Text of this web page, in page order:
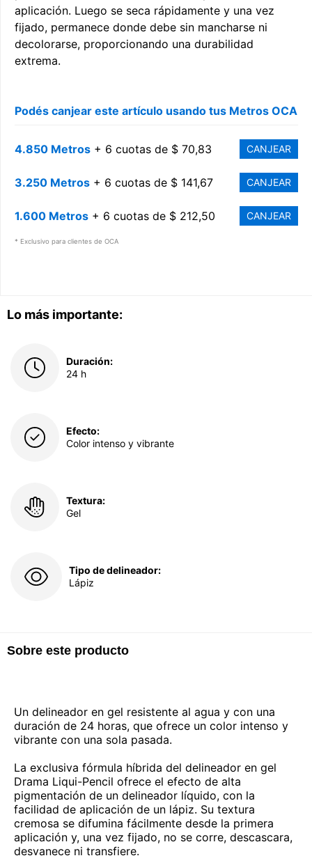
Lo más importante:
Duración:
24 h
Efecto:
Color intenso y vibrante
Textura:
Gel
Tipo de delineador:
Lápiz
Sobre este producto
Un delineador en gel resistente al agua y con una
duración de 24 horas, que ofrece un color intenso y
vibrante con una sola pasada.
La exclusiva fórmula híbrida del delineador en gel
Drama Liqui-Pencil ofrece el efecto de alta
pigmentación de un delineador líquido, con la
facilidad de aplicación de un lápiz. Su textura
cremosa se difumina fácilmente desde la primera
aplicación y, una vez fijado, no se corre, descascara,
desvanece ni transfiere.
aplicación. Luego se seca rápidamente y una vez
fijado, permanece donde debe sin mancharse ni
decolorarse, proporcionando una durabilidad
extrema.
Podés canjear este artículo usando tus Metros OCA
4.850 Metros + 6 cuotas de $ 70,83 CANJEAR
3.250 Metros + 6 cuotas de $ 141,67 CANJEAR
1.600 Metros + 6 cuotas de $ 212,50 CANJEAR
* Exclusivo para clientes de OCA